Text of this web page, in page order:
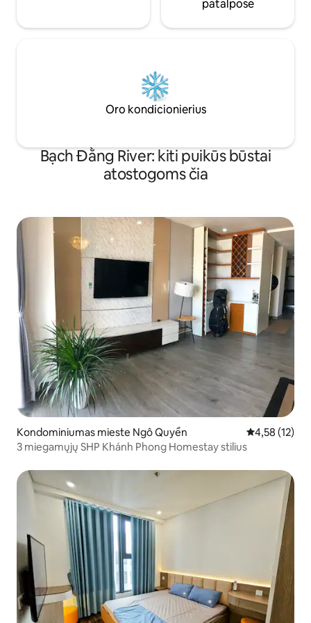
patalpose
Oro kondicionierius
Bạch Đằng River: kiti puikūs būstai
atostogoms čia
Kondominiumas mieste Ngô Quyền Vidutinis
4,58 (12)
3 miegamųjų SHP Khánh Phong Homestay stilius